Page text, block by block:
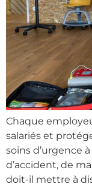
Chaque
salariés et
soins d’urgence
d’accident, de
doit-il mettre à